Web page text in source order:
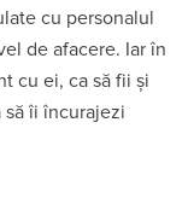
cu personalul
de afacere. Iar în
cu ei, ca să fii și
să îi încurajezi